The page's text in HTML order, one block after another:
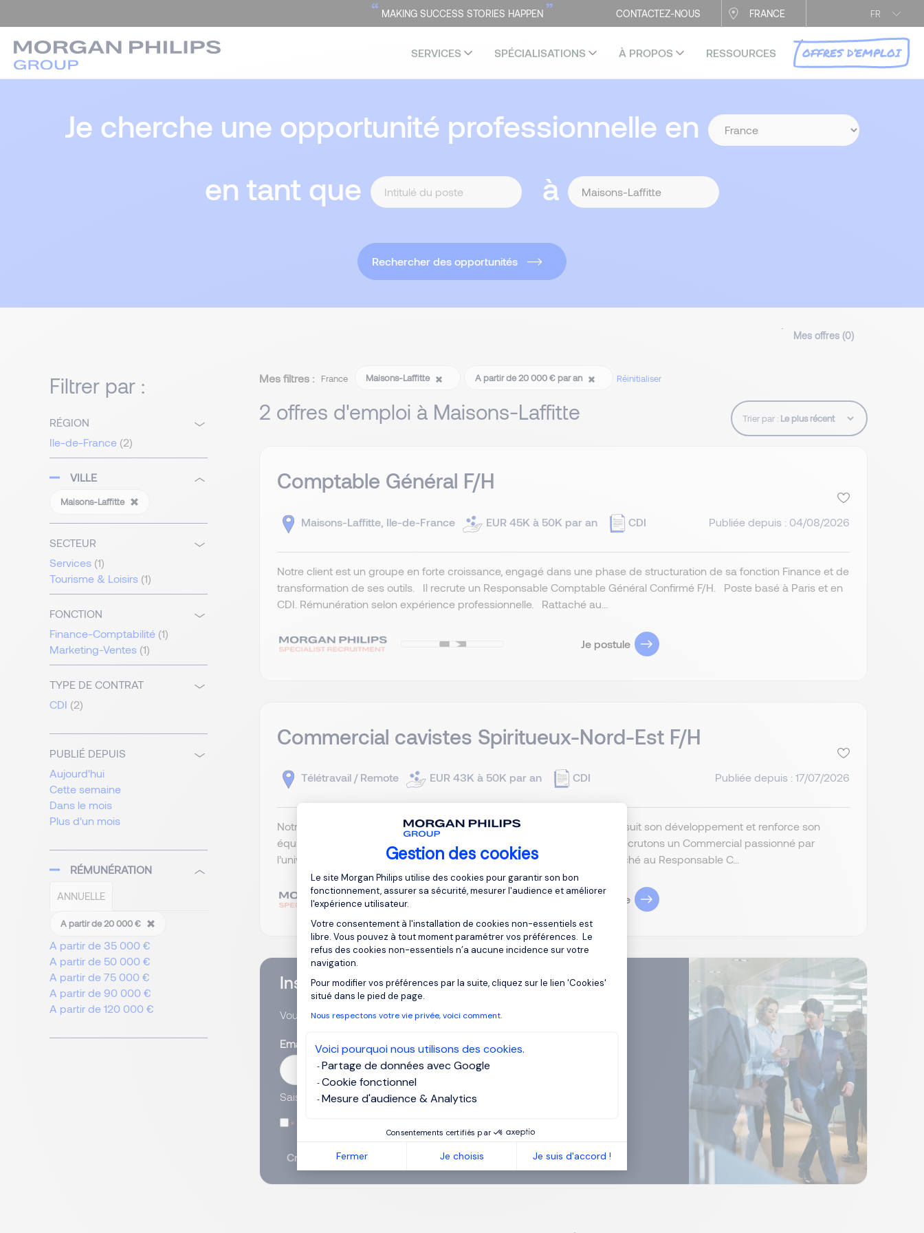
Gestion des cookies
Plateforme de Gestion du Consentement : Personnalisez vos Options
Le site Morgan Philips utilise des cookies pour garantir son bon
fonctionnement, assurer sa sécurité, mesurer l'audience et améliorer
l'expérience utilisateur.
Votre consentement à l'installation de cookies non-essentiels est
libre. Vous pouvez à tout moment paramétrer vos préférences. Le
refus des cookies non-essentiels n’a aucune incidence sur votre
navigation.
Pour modifier vos préférences par la suite, cliquez sur le lien 'Cookies'
situé dans le pied de page.
Nous respectons votre vie privée, voici comment.
Voici pourquoi nous utilisons des cookies.
Partage de données avec Google
Cookie fonctionnel
Mesure d'audience & Analytics
Consentements certifiés par
Fermer Je choisis Je suis d'accord !
Axeptio consent
FR
CONTACTEZ-NOUS FRANCE
“ MAKING SUCCESS STORIES HAPPEN ”
SERVICES SPÉCIALISATIONS À PROPOS RESSOURCES OFFRES D’EMPLOI
Je cherche une opportunité professionnelle en
en tant que
à
Rechercher des opportunités
Mes offres (0)
Filtrer par :
RÉGION
Ile-de-France (2)
VILLE
Maisons-Laffitte
SECTEUR
Services (1)
Tourisme & Loisirs (1)
FONCTION
Finance-Comptabilité (1)
Marketing-Ventes (1)
TYPE DE CONTRAT
CDI (2)
PUBLIÉ DEPUIS
Aujourd'hui
Cette semaine
Dans le mois
Plus d'un mois
RÉMUNÉRATION
ANNUELLE
A partir de 20 000 €
A partir de 35 000 €
A partir de 50 000 €
A partir de 75 000 €
A partir de 90 000 €
A partir de 120 000 €
Mes filtres : France Maisons-Laffitte A partir de 20 000 € par an Réinitialiser
2 offres d'emploi à Maisons-Laffitte Trier par :
Comptable Général F/H
Maisons-Laffitte, Ile-de-France EUR 45K à 50K par an CDI Publiée depuis : 04/08/2026
Notre client est un groupe en forte croissance, engagé dans une phase de structuration de sa fonction Finance et de
transformation de ses outils. Il recrute un Responsable Comptable Général Confirmé F/H. Poste basé à Paris et en
CDI. Rémunération selon expérience professionnelle. Rattaché au...
Je postule
Commercial cavistes Spiritueux-Nord-Est F/H
Télétravail / Remote EUR 43K à 50K par an CDI Publiée depuis : 17/07/2026
Notre client, acteur reconnu dans le secteur des vins et spiritueux, poursuit son développement et renforce son
équipe commerciale dédiée au réseau cavistes. Dans ce cadre, nous recrutons un Commercial passionné par
l’univers des spiritueux, avec un fort goût du terrain et du conseil. Rattaché au Responsable C...
Je postule
Inscrivez-vous pour recevoir des alertes
Vous recevrez des offres pour :France, Maisons-Laffitte
Email
Saisissez votre adresse email
Créer vos alertes